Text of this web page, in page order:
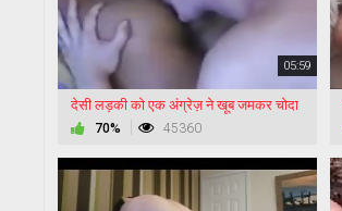
05:59
देसी लड़की को एक अंग्रेज़ ने खूब जमकर चोदा
70% 45360